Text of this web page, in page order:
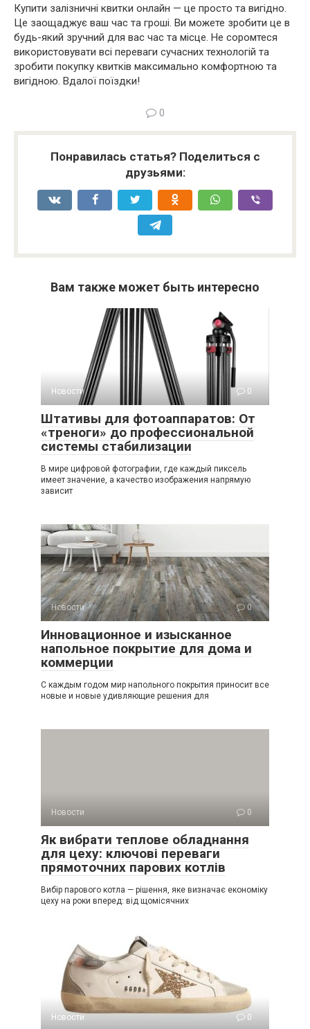
Купити залізничні квитки онлайн — це просто та вигідно.
Це заощаджує ваш час та гроші. Ви можете зробити це в
будь-який зручний для вас час та місце. Не соромтеся
використовувати всі переваги сучасних технологій та
зробити покупку квитків максимально комфортною та
вигідною. Вдалої поїздки!
0
Понравилась статья? Поделиться с
друзьями:
Вам также может быть интересно
Новости 0
Штативы для фотоаппаратов: От
«треноги» до профессиональной
системы стабилизации
В мире цифровой фотографии, где каждый пиксель
имеет значение, а качество изображения напрямую
зависит
Новости 0
Инновационное и изысканное
напольное покрытие для дома и
коммерции
С каждым годом мир напольного покрытия приносит все
новые и новые удивляющие решения для
Новости 0
Як вибрати теплове обладнання
для цеху: ключові переваги
прямоточних парових котлів
Вибір парового котла — рішення, яке визначає економіку
цеху на роки вперед: від щомісячних
Новости 0